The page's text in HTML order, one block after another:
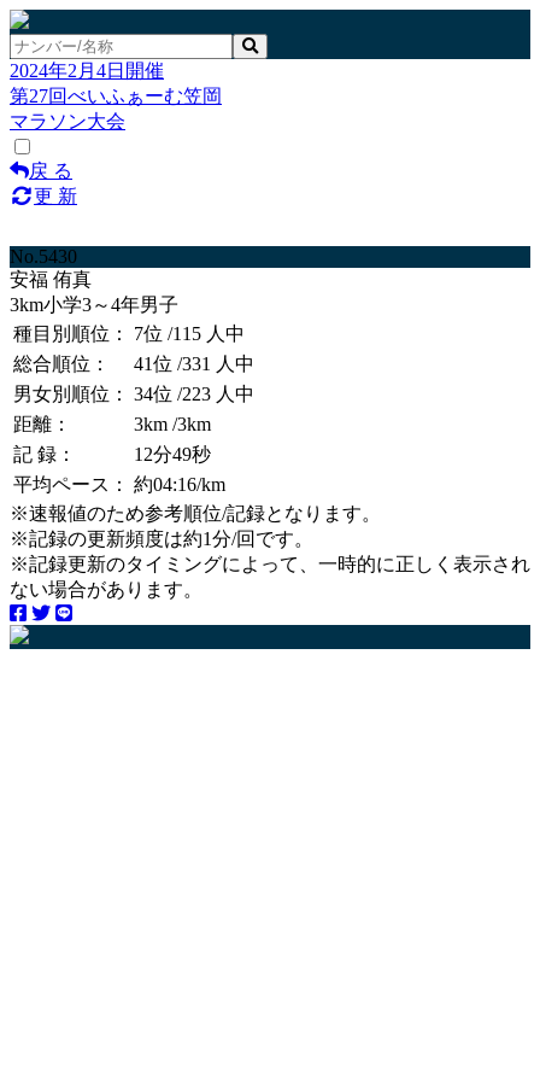
2024年2月4日開催
第27回べいふぁーむ笠岡
マラソン大会
戻 る
更 新
No.5430
安福 侑真
3km小学3～4年男子
種目別順位：
7位 /115 人中
総合順位：
41位 /331 人中
男女別順位：
34位 /223 人中
距離：
3km /3km
記 録：
12分49秒
平均ペース：
約04:16/km
※速報値のため参考順位/記録となります。
※記録の更新頻度は約1分/回です。
※記録更新のタイミングによって、一時的に正しく表示され
ない場合があります。